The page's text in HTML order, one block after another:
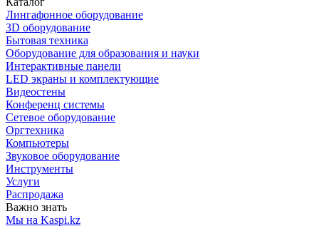
Лингафонное оборудование
3D оборудование
Бытовая техника
Оборудование для образования и науки
Интерактивные панели
LED экраны и комплектующие
Видеостены
Конференц системы
Сетевое оборудование
Оргтехника
Компьютеры
Звуковое оборудование
Инструменты
Услуги
Распродажа
Важно знать
Мы на Kaspi.kz